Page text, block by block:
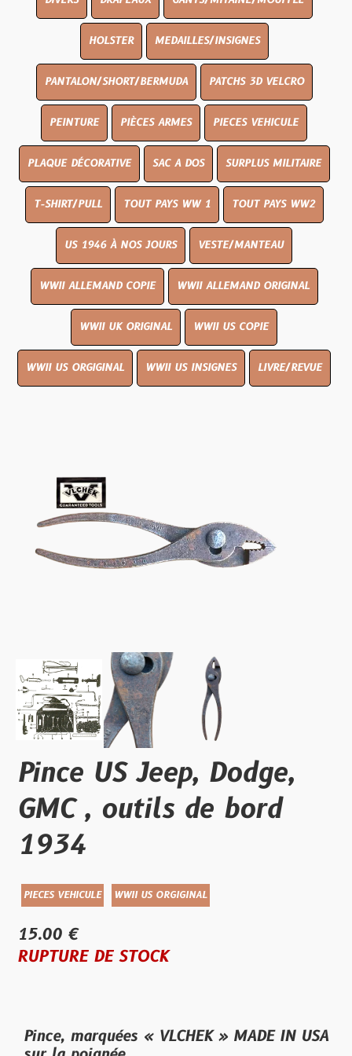
HOLSTER MEDAILLES/INSIGNES
PANTALON/SHORT/BERMUDA PATCHS 3D VELCRO
PEINTURE PIÈCES ARMES PIECES VEHICULE
PLAQUE DÉCORATIVE SAC A DOS SURPLUS MILITAIRE
T-SHIRT/PULL TOUT PAYS WW 1 TOUT PAYS WW2
US 1946 À NOS JOURS VESTE/MANTEAU
WWII ALLEMAND COPIE WWII ALLEMAND ORIGINAL
WWII UK ORIGINAL WWII US COPIE
WWII US ORGIGINAL WWII US INSIGNES LIVRE/REVUE
Pince US Jeep, Dodge,
GMC , outils de bord
1934
PIECES VEHICULE WWII US ORGIGINAL
15.00 €
RUPTURE DE STOCK
Pince, marquées « VLCHEK » MADE IN USA